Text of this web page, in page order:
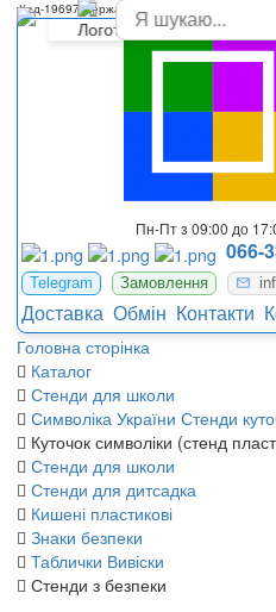
Пн-Пт з 09:00 до
066-
Telegram Замовлення
Доставка Обмін Контакти
Головна сторінка
Каталог
Стенди для школи
Символіка України Стенди
Куточок символіки (стенд
Стенди для школи
Стенди для дитсадка
Кишені пластикові
Знаки безпеки
Таблички Вивіски
Стенди з безпеки
Код-19697 Державна символіка України